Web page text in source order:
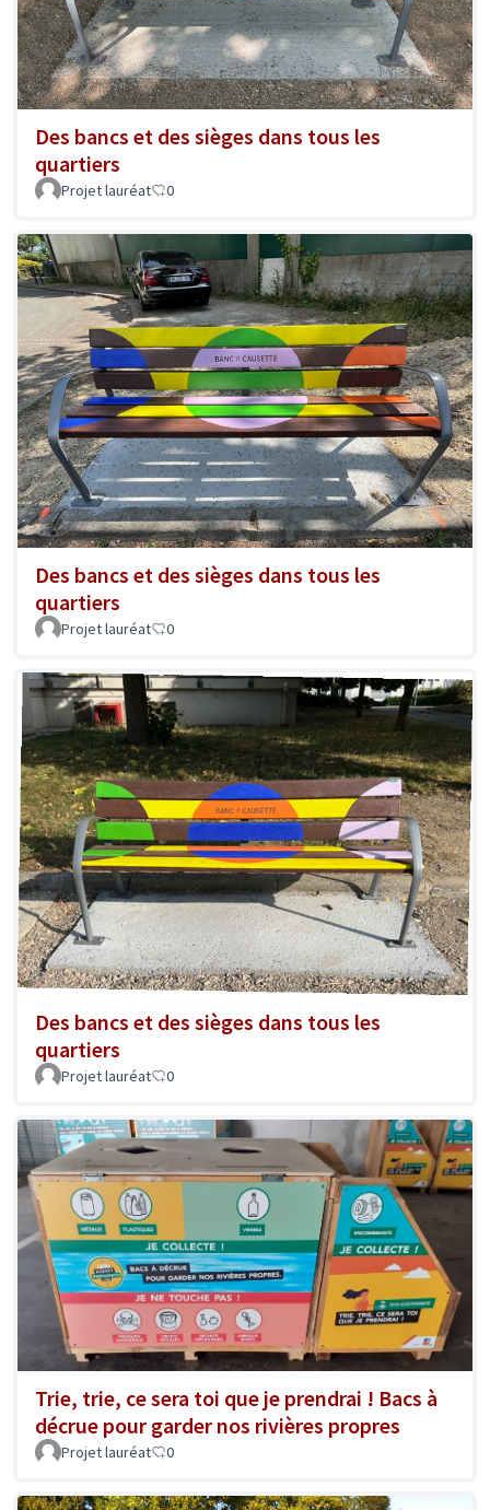
Des bancs et des sièges dans tous les
quartiers
Projet lauréat 0
Des bancs et des sièges dans tous les
quartiers
Projet lauréat 0
Des bancs et des sièges dans tous les
quartiers
Projet lauréat 0
Trie, trie, ce sera toi que je prendrai ! Bacs à
décrue pour garder nos rivières propres
Projet lauréat 0